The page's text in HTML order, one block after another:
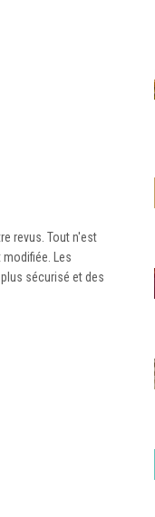
revus. Tout n'est
Les
sécurisé et des